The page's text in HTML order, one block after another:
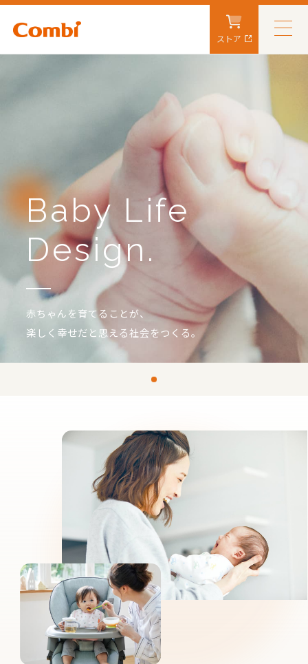
ストア
Baby Life
Design.
赤ちゃんを育てることが、
楽しく幸せだと思える社会をつくる。